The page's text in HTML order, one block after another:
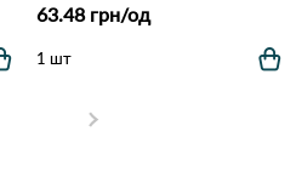
63.48 грн/од
1 шт